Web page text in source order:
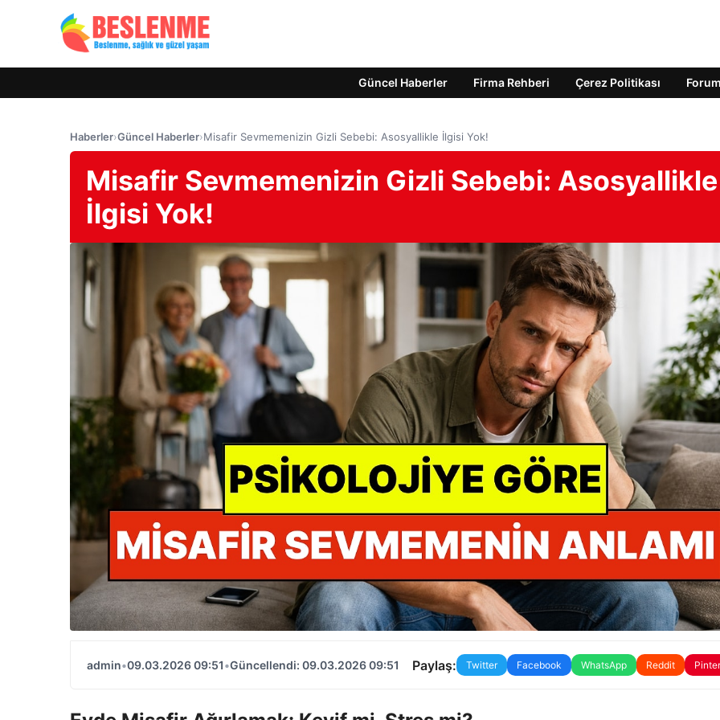
Güncel Haberler Firma Rehberi Çerez Politikası Forum
Haberler›Güncel Haberler›Misafir Sevmemenizin Gizli Sebebi: Asosyallikle İlgisi Yok!
Misafir Sevmemenizin Gizli Sebebi: Asosyallikle
İlgisi Yok!
admin•09.03.2026 09:51•Güncellendi: 09.03.2026 09:51 Paylaş: Twitter Facebook WhatsApp Reddit